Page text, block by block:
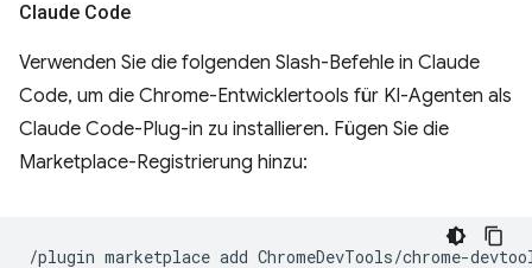
Claude Code
Verwenden Sie die folgenden Slash-Befehle in Claude
Code, um die Chrome-Entwicklertools für KI-Agenten als
Claude Code-Plug-in zu installieren. Fügen Sie die
Marketplace-Registrierung hinzu:
/plugin marketplace add